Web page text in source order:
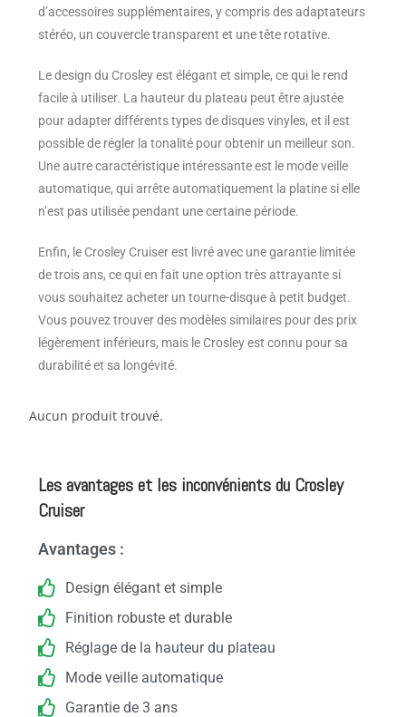
d’accessoires supplémentaires, y compris des adaptateurs
stéréo, un couvercle transparent et une tête rotative.
Le design du Crosley est élégant et simple, ce qui le rend
facile à utiliser. La hauteur du plateau peut être ajustée
pour adapter différents types de disques vinyles, et il est
possible de régler la tonalité pour obtenir un meilleur son.
Une autre caractéristique intéressante est le mode veille
automatique, qui arrête automatiquement la platine si elle
n’est pas utilisée pendant une certaine période.
Enfin, le Crosley Cruiser est livré avec une garantie limitée
de trois ans, ce qui en fait une option très attrayante si
vous souhaitez acheter un tourne-disque à petit budget.
Vous pouvez trouver des modèles similaires pour des prix
légèrement inférieurs, mais le Crosley est connu pour sa
durabilité et sa longévité.
Aucun produit trouvé.
Les avantages et les inconvénients du Crosley
Cruiser
Avantages :
Design élégant et simple
Finition robuste et durable
Réglage de la hauteur du plateau
Mode veille automatique
Garantie de 3 ans